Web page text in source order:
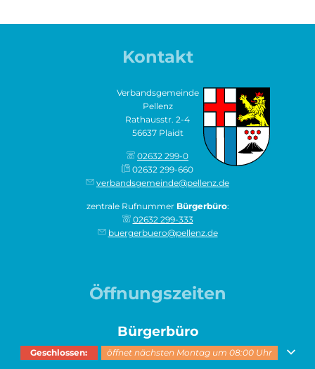
Kontakt
Verbandsgemeinde
Pellenz
Rathausstr. 2-4
56637 Plaidt
02632 299-0
02632 299-660
verbandsgemeinde@pellenz.de
zentrale Rufnummer Bürgerbüro:
02632 299-333
buergerbuero@pellenz.de
Öffnungszeiten
Bürgerbüro
Klicken, um weitere Öffnungs- oder Schließzeiten auszublenden
Geschlossen: öffnet nächsten Montag um 08:00 Uhr